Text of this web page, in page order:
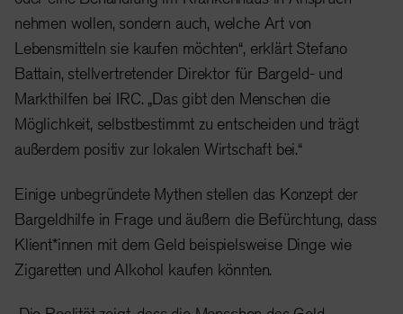
nehmen wollen, sondern auch, welche Art von
Lebensmitteln sie kaufen möchten“, erklärt Stefano
Battain, stellvertretender Direktor für Bargeld- und
Markthilfen bei IRC. „Das gibt den Menschen die
Möglichkeit, selbstbestimmt zu entscheiden und trägt
außerdem positiv zur lokalen Wirtschaft bei.“
Einige unbegründete Mythen stellen das Konzept der
Bargeldhilfe in Frage und äußern die Befürchtung, dass
Klient*innen mit dem Geld beispielsweise Dinge wie
Zigaretten und Alkohol kaufen könnten.